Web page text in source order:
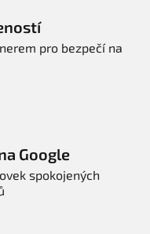
pro bezpečí na
Google
spokojených